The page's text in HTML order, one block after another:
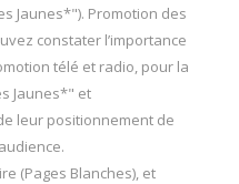
Jaunes*"). Promotion des
constater l’importance
télé et radio, pour la
Jaunes*" et
leur positionnement de
(Pages Blanches), et